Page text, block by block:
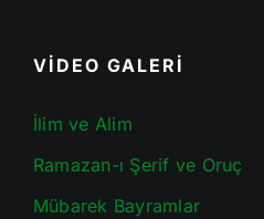
VİDEO GALERİ
İlim ve Alim
Ramazan-ı Şerif ve Oruç
Mübarek Bayramlar